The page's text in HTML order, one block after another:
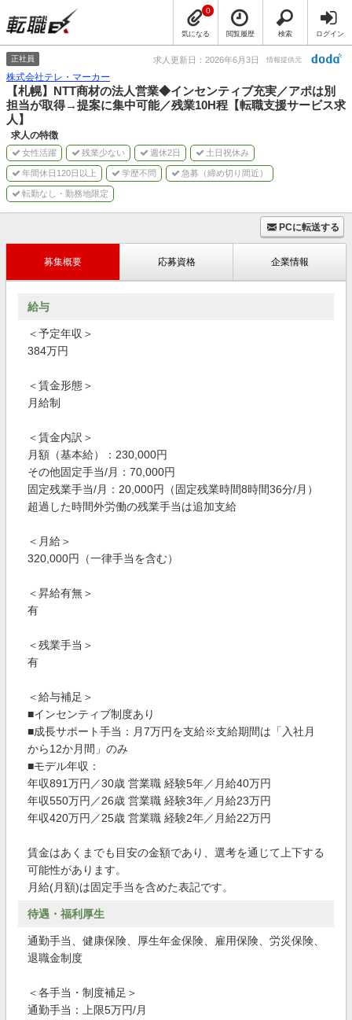
気になる
0
閲覧履歴 検索 ログイン
正社員 求人更新日：2026年6月3日 情報提供元
株式会社テレ・マーカー
【札幌】NTT商材の法人営業◆インセンティブ充実／アポは別
担当が取得→提案に集中可能／残業10H程【転職支援サービス求
人】
求人の特徴
女性活躍 残業少ない 週休2日 土日祝休み
年間休日120日以上 学歴不問 急募（締め切り間近）
転勤なし・勤務地限定
PCに転送する
募集概要 応募資格 企業情報
給与
＜予定年収＞
384万円
＜賃金形態＞
月給制
＜賃金内訳＞
月額（基本給）：230,000円
その他固定手当/月：70,000円
固定残業手当/月：20,000円（固定残業時間8時間36分/月）
超過した時間外労働の残業手当は追加支給
＜月給＞
320,000円（一律手当を含む）
＜昇給有無＞
有
＜残業手当＞
有
＜給与補足＞
■インセンティブ制度あり
■成長サポート手当：月7万円を支給※支給期間は「入社月
から12か月間」のみ
■モデル年収：
年収891万円／30歳 営業職 経験5年／月給40万円
年収550万円／26歳 営業職 経験3年／月給23万円
年収420万円／25歳 営業職 経験2年／月給22万円
賃金はあくまでも目安の金額であり、選考を通じて上下する
可能性があります。
月給(月額)は固定手当を含めた表記です。
待遇・福利厚生
通勤手当、健康保険、厚生年金保険、雇用保険、労災保険、
退職金制度
＜各手当・制度補足＞
通勤手当：上限5万円/月